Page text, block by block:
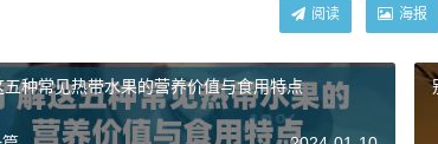
阅读 海报
五种常见热带水果的营养价值与食用特点